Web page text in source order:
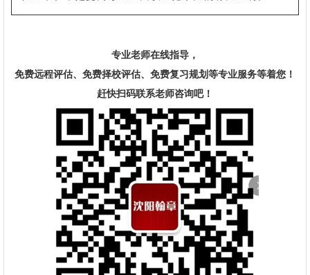
专业老师在线指导，
免费远程评估、免费择校评估、免费复习规划等专业服务等着您！
赶快扫码联系老师咨询吧！